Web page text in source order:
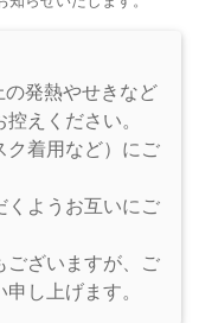
発熱やせきなど
えください。
ク着用など）にご
くようお互いにご
ございますが、ご
し上げます。